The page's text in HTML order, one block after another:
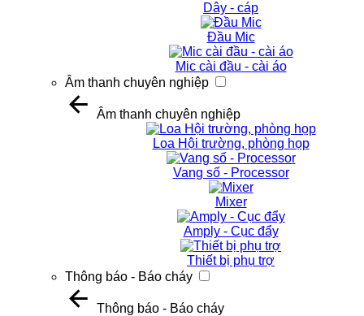
Dây - cáp
Đầu Mic
Mic cài đầu - cài áo
Âm thanh chuyên nghiệp
Âm thanh chuyên nghiệp
Loa Hội trường, phòng họp
Vang số - Processor
Mixer
Amply - Cục đẩy
Thiết bị phụ trợ
Thông báo - Báo cháy
Thông báo - Báo cháy